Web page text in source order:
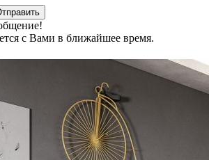
с Вами в ближайшее время.